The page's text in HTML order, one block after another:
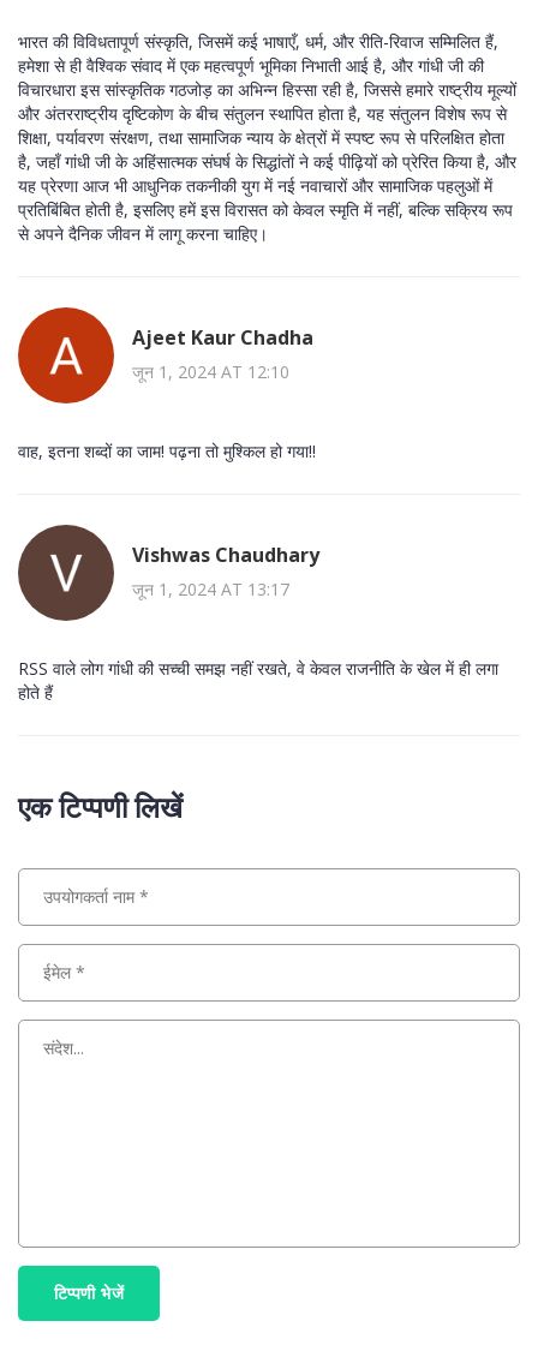
भारत की विविधतापूर्ण संस्कृति, जिसमें कई भाषाएँ, धर्म, और रीति-रिवाज सम्मिलित हैं,
हमेशा से ही वैश्विक संवाद में एक महत्वपूर्ण भूमिका निभाती आई है, और गांधी जी की
विचारधारा इस सांस्कृतिक गठजोड़ का अभिन्न हिस्सा रही है, जिससे हमारे राष्ट्रीय मूल्यों
और अंतरराष्ट्रीय दृष्टिकोण के बीच संतुलन स्थापित होता है, यह संतुलन विशेष रूप से
शिक्षा, पर्यावरण संरक्षण, तथा सामाजिक न्याय के क्षेत्रों में स्पष्ट रूप से परिलक्षित होता
है, जहाँ गांधी जी के अहिंसात्मक संघर्ष के सिद्धांतों ने कई पीढ़ियों को प्रेरित किया है, और
यह प्रेरणा आज भी आधुनिक तकनीकी युग में नई नवाचारों और सामाजिक पहलुओं में
प्रतिबिंबित होती है, इसलिए हमें इस विरासत को केवल स्मृति में नहीं, बल्कि सक्रिय रूप
से अपने दैनिक जीवन में लागू करना चाहिए।
Ajeet Kaur Chadha
जून 1, 2024 AT 12:10
वाह, इतना शब्दों का जाम! पढ़ना तो मुश्किल हो गया!!
Vishwas Chaudhary
जून 1, 2024 AT 13:17
RSS वाले लोग गांधी की सच्ची समझ नहीं रखते, वे केवल राजनीति के खेल में ही लगा
होते हैं
एक टिप्पणी लिखें
टिप्पणी भेजें